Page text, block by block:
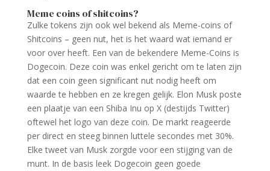
Meme coins of shitcoins?
Zulke tokens zijn ook wel bekend als Meme-coins of
Shitcoins – geen nut, het is het waard wat iemand er
voor over heeft. Een van de bekendere Meme-Coins is
Dogecoin. Deze coin was enkel gericht om te laten zijn
dat een coin geen significant nut nodig heeft om
waarde te hebben en ze kregen gelijk. Elon Musk poste
een plaatje van een Shiba Inu op X (destijds Twitter)
oftewel het logo van deze coin. De markt reageerde
per direct en steeg binnen luttele secondes met 30%.
Elke tweet van Musk zorgde voor een stijging van de
munt. In de basis leek Dogecoin geen goede